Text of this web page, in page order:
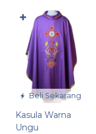
Beli Sekarang
Kasula Warna
Ungu
✚